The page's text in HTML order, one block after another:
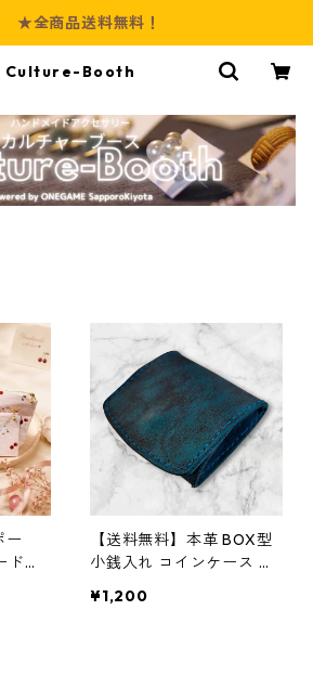
★全商品送料無料！
Culture-Booth
収
【送料無料】本革 BOX型
小銭入れ コインケース 染
グラディシュ ムラ染め 青
¥1,200